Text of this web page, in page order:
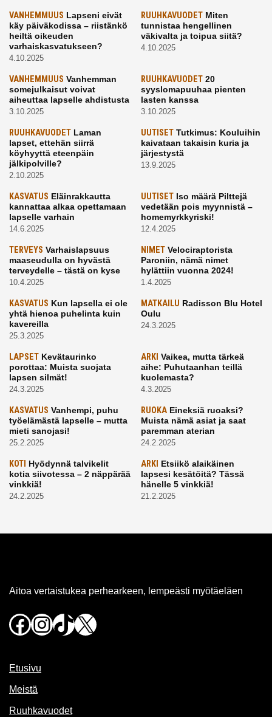
VANHEMMUUS Lapseni eivät
käy päiväkodissa – riistänkö
heiltä oikeuden
varhaiskasvatukseen?
4.10.2025
RUUHKAVUODETMiten
tunnistaa hengellinen
väkivalta ja toipua siitä?
4.10.2025
VANHEMMUUS Vanhemman
somejulkaisut voivat
aiheuttaa lapselle ahdistusta
3.10.2025
RUUHKAVUODET20
syyslomapuuhaa pienten
lasten kanssa
3.10.2025
RUUHKAVUODET Laman
lapset, ettehän siirrä
köyhyyttä eteenpäin
jälkipolville?
2.10.2025
UUTISETTutkimus: Kouluihin
kaivataan takaisin kuria ja
järjestystä
13.9.2025
KASVATUS Eläinrakkautta
kannattaa alkaa opettamaan
lapselle varhain
14.6.2025
UUTISETIso määrä Pilttejä
vedetään pois myynnistä –
homemyrkkyriski!
12.4.2025
TERVEYS Varhaislapsuus
maaseudulla on hyvästä
terveydelle – tästä on kyse
10.4.2025
NIMETVelociraptorista
Paroniin, nämä nimet
hylättiin vuonna 2024!
1.4.2025
KASVATUS Kun lapsella ei ole
yhtä hienoa puhelinta kuin
kavereilla
25.3.2025
MATKAILU Radisson Blu Hotel
Oulu
24.3.2025
LAPSET Kevätaurinko
porottaa: Muista suojata
lapsen silmät!
24.3.2025
ARKI Vaikea, mutta tärkeä
aihe: Puhutaanhan teillä
kuolemasta?
4.3.2025
KASVATUS Vanhempi, puhu
työelämästä lapselle – mutta
mieti sanojasi!
25.2.2025
RUOKAEineksiä ruoaksi?
Muista nämä asiat ja saat
paremman aterian
24.2.2025
KOTI Hyödynnä talvikelit
kotia siivotessa – 2 näppärää
vinkkiä!
24.2.2025
ARKI Etsiikö alaikäinen
lapsesi kesätöitä? Tässä
hänelle 5 vinkkiä!
21.2.2025
Aitoa vertaistukea perhearkeen, lempeästi myötäeläen
Facebook
Instagram
TikTok
X
Etusivu
Meistä
Ruuhkavuodet